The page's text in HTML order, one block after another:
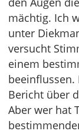
mächtig. Ich
unter
versucht
einem
beeinflussen.
Bericht über
Aber wer hat